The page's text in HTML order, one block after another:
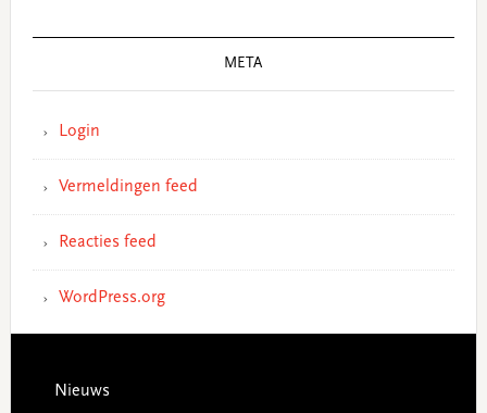
META
Login
Vermeldingen feed
Reacties feed
WordPress.org
Footer
Nieuws